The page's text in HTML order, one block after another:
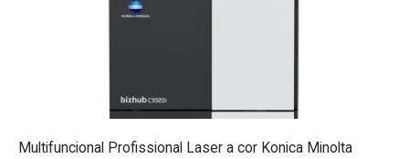
Multifuncional Profissional Laser a cor Konica Minolta